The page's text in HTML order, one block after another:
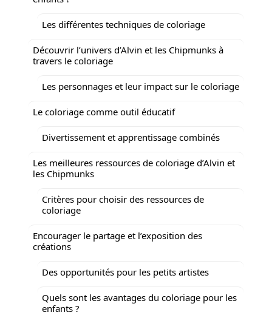
Les différentes techniques de coloriage
Découvrir l’univers d’Alvin et les Chipmunks à
travers le coloriage
Les personnages et leur impact sur le coloriage
Le coloriage comme outil éducatif
Divertissement et apprentissage combinés
Les meilleures ressources de coloriage d’Alvin et
les Chipmunks
Critères pour choisir des ressources de
coloriage
Encourager le partage et l’exposition des
créations
Des opportunités pour les petits artistes
Quels sont les avantages du coloriage pour les
enfants ?